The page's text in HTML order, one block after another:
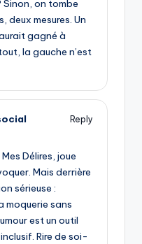
Sinon, on tombe
deux mesures. Un
gagné à
la gauche n’est
Reply
Délires, joue
Mais derrière
sérieuse :
moquerie sans
est un outil
Rire de soi-